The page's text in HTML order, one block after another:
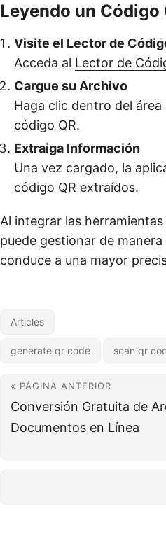
Leyendo un Código
Visite el Lector de
Acceda al Lector de
Cargue su Archivo
Haga clic dentro del
código QR.
Extraiga Información
Una vez cargado, la
código QR extraídos.
Al integrar las
puede gestionar de
conduce a una mayor
Articles
generate qr code scan qr
« PÁGINA ANTERIOR
Conversión Gratuita de
Documentos en Línea